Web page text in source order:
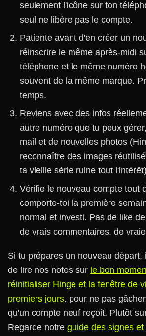
seulement l'icône sur ton
seul ne libère pas le compte.
Patiente avant d'en créer un
réinscrire le même après-midi
téléphone et le même numéro
souvent de la même marque.
temps.
Reviens avec des infos
autre numéro que tu peux
mail et de nouvelles photos
reconnaître des images
ta vieille série ruine tout
Vérifie le nouveau compte tout
comporte-toi la première
normal et investi. Pas de like
de vrais commentaires, de
Si tu prépares un nouveau départ,
de lire nos notes sur le bon
réinitialiser Hinge et la fenêtre de
premiers jours, pour ne pas
qu'un compte neuf reçoit. Plutôt
Regarde notre guide des signes et